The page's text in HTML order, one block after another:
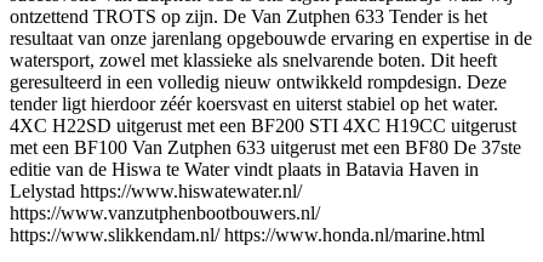
ontzettend TROTS op zijn. De Van Zutphen 633 Tender is het
resultaat van onze jarenlang opgebouwde ervaring en expertise in de
watersport, zowel met klassieke als snelvarende boten. Dit heeft
geresulteerd in een volledig nieuw ontwikkeld rompdesign. Deze
tender ligt hierdoor zéér koersvast en uiterst stabiel op het water.
4XC H22SD uitgerust met een BF200 STI 4XC H19CC uitgerust
met een BF100 Van Zutphen 633 uitgerust met een BF80 De 37ste
editie van de Hiswa te Water vindt plaats in Batavia Haven in
Lelystad https://www.hiswatewater.nl/
https://www.vanzutphenbootbouwers.nl/
https://www.slikkendam.nl/ https://www.honda.nl/marine.html